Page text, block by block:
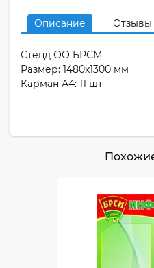
Описание Отзывы
Стенд ОО БРСМ
Размер: 1480х1300 мм
Карман А4: 11 шт